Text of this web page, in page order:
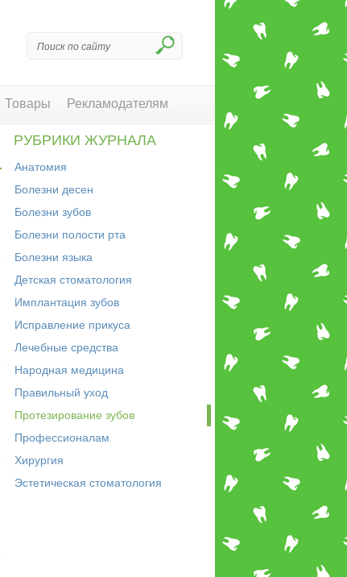
Товары Рекламодателям
РУБРИКИ ЖУРНАЛА
Анатомия
Болезни десен
Болезни зубов
Болезни полости рта
Болезни языка
Детская стоматология
Имплантация зубов
Исправление прикуса
Лечебные средства
Народная медицина
Правильный уход
Протезирование зубов
Профессионалам
Хирургия
Эстетическая стоматология